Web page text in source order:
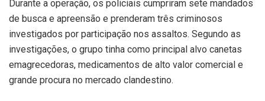
Durante a operação, os policiais cumpriram sete mandados
de busca e apreensão e prenderam três criminosos
investigados por participação nos assaltos. Segundo as
investigações, o grupo tinha como principal alvo canetas
emagrecedoras, medicamentos de alto valor comercial e
grande procura no mercado clandestino.